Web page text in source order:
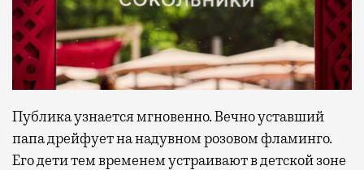
Публика узнается мгновенно. Вечно уставший
папа дрейфует на надувном розовом фламинго.
Его дети тем временем устраивают в детской зоне